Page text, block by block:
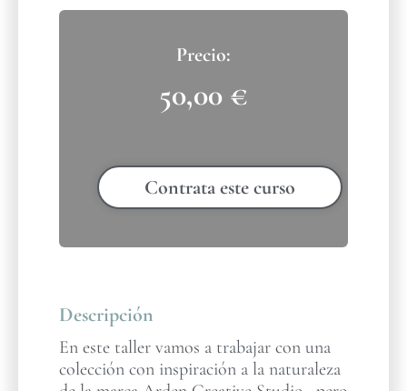
50,00 €
Contrata este curso
Descripción
En este taller vamos a trabajar con una
colección con inspiración a la naturaleza